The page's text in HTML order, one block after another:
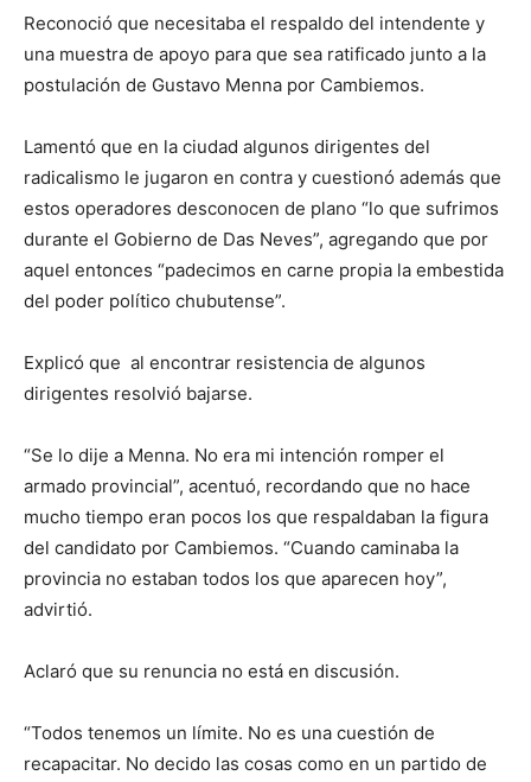
Reconoció que necesitaba el respaldo del intendente y
una muestra de apoyo para que sea ratificado junto a la
postulación de Gustavo Menna por Cambiemos.
Lamentó que en la ciudad algunos dirigentes del
radicalismo le jugaron en contra y cuestionó además que
estos operadores desconocen de plano “lo que sufrimos
durante el Gobierno de Das Neves”, agregando que por
aquel entonces “padecimos en carne propia la embestida
del poder político chubutense”.
Explicó que al encontrar resistencia de algunos
dirigentes resolvió bajarse.
“Se lo dije a Menna. No era mi intención romper el
armado provincial”, acentuó, recordando que no hace
mucho tiempo eran pocos los que respaldaban la figura
del candidato por Cambiemos. “Cuando caminaba la
provincia no estaban todos los que aparecen hoy”,
advirtió.
Aclaró que su renuncia no está en discusión.
“Todos tenemos un límite. No es una cuestión de
recapacitar. No decido las cosas como en un partido de